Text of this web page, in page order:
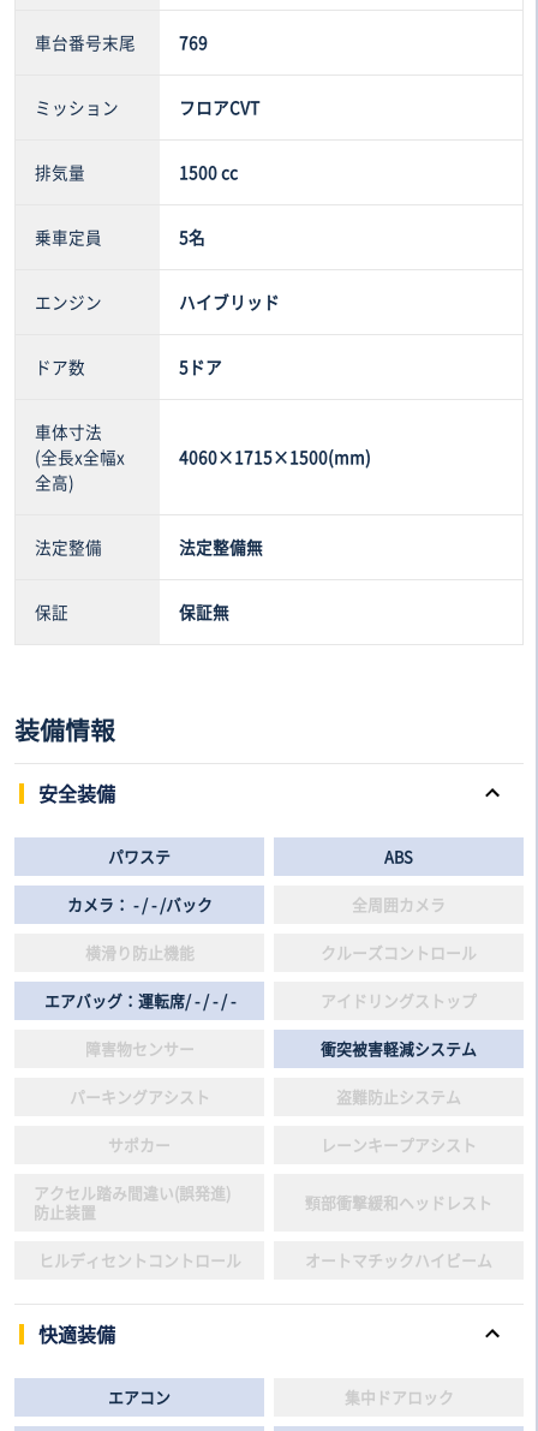
車台番号末尾 769
ミッション フロアCVT
排気量 1500 cc
乗車定員 5名
エンジン ハイブリッド
ドア数 5ドア
車体寸法
(全長x全幅x
全高)
4060×1715×1500(mm)
法定整備 法定整備無
保証 保証無
装備情報
安全装備
パワステ ABS
カメラ： - / - /バック 全周囲カメラ
横滑り防止機能 クルーズコントロール
エアバッグ：運転席/ - / - / - アイドリングストップ
障害物センサー 衝突被害軽減システム
パーキングアシスト 盗難防止システム
サポカー レーンキープアシスト
アクセル踏み間違い(誤発進)
防止装置
頸部衝撃緩和ヘッドレスト
ヒルディセントコントロール オートマチックハイビーム
快適装備
エアコン 集中ドアロック